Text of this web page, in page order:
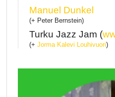
Manuel Dunkel
(+ Peter Bernstein)
Turku Jazz Jam (
(+ Jorma Kalevi Louhivuori)